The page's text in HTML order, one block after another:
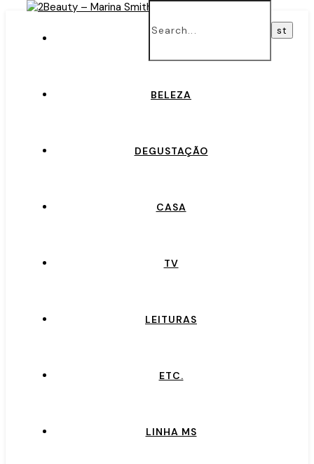
BELEZA
DEGUSTAÇÃO
CASA
TV
LEITURAS
ETC.
LINHA MS